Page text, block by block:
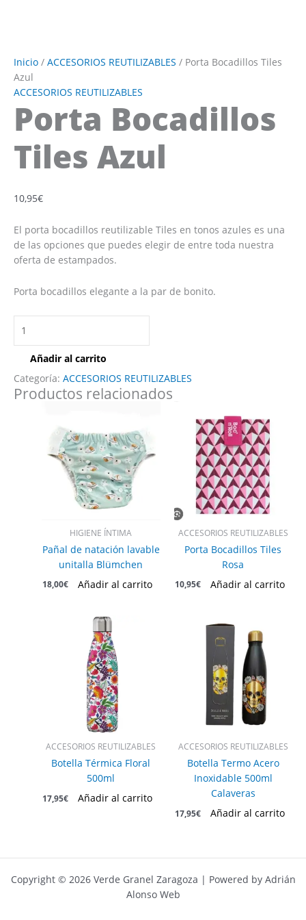
Inicio / ACCESORIOS REUTILIZABLES / Porta Bocadillos Tiles
Azul
ACCESORIOS REUTILIZABLES
Porta Bocadillos
Tiles Azul
10,95€
El porta bocadillos reutilizable Tiles en tonos azules es una
de las opciones que puedes elegir de entre toda nuestra
oferta de estampados.
Porta bocadillos elegante a la par de bonito.
Añadir al carrito
Categoría: ACCESORIOS REUTILIZABLES
Productos relacionados
HIGIENE ÍNTIMA
Pañal de natación lavable
unitalla Blümchen
18,00€ Añadir al carrito
ACCESORIOS REUTILIZABLES
Porta Bocadillos Tiles
Rosa
10,95€ Añadir al carrito
ACCESORIOS REUTILIZABLES
Botella Térmica Floral
500ml
17,95€ Añadir al carrito
ACCESORIOS REUTILIZABLES
Botella Termo Acero
Inoxidable 500ml
Calaveras
17,95€ Añadir al carrito
Copyright © 2026 Verde Granel Zaragoza | Powered by Adrián
Alonso Web